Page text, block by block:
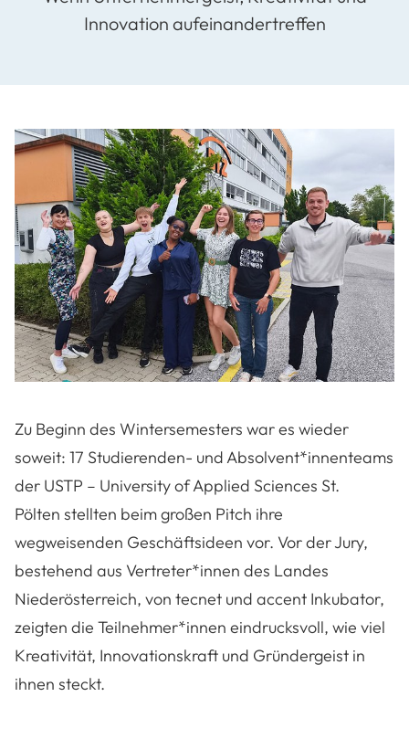
Innovation aufeinandertreffen
Zu Beginn des Wintersemesters war es wieder
soweit: 17 Studierenden- und Absolvent*innenteams
der USTP – University of Applied Sciences St.
Pölten stellten beim großen Pitch ihre
wegweisenden Geschäftsideen vor. Vor der Jury,
bestehend aus Vertreter*innen des Landes
Niederösterreich, von tecnet und accent Inkubator,
zeigten die Teilnehmer*innen eindrucksvoll, wie viel
Kreativität, Innovationskraft und Gründergeist in
ihnen steckt.